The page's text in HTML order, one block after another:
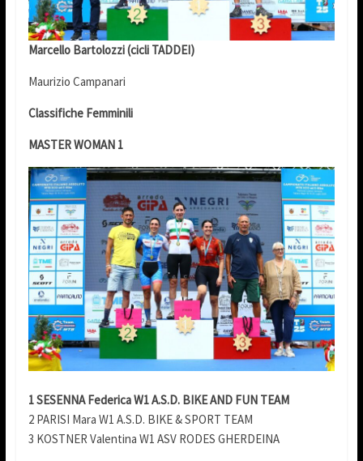
Marcello Bartolozzi (cicli TADDEI)
Maurizio Campanari
Classifiche Femminili
MASTER WOMAN 1
1 SESENNA Federica W1 A.S.D. BIKE AND FUN TEAM
2 PARISI Mara W1 A.S.D. BIKE & SPORT TEAM
3 KOSTNER Valentina W1 ASV RODES GHERDEINA